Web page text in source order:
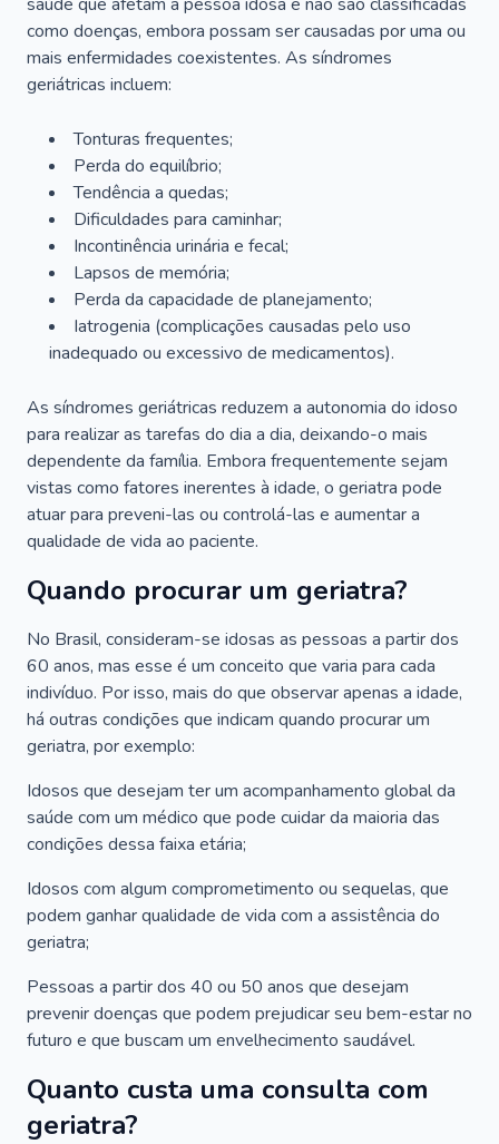
como doenças, embora possam ser causadas por uma ou
mais enfermidades coexistentes. As síndromes
geriátricas incluem:
Tonturas frequentes;
Perda do equilíbrio;
Tendência a quedas;
Dificuldades para caminhar;
Incontinência urinária e fecal;
Lapsos de memória;
Perda da capacidade de planejamento;
Iatrogenia (complicações causadas pelo uso
inadequado ou excessivo de medicamentos).
As síndromes geriátricas reduzem a autonomia do idoso
para realizar as tarefas do dia a dia, deixando-o mais
dependente da família. Embora frequentemente sejam
vistas como fatores inerentes à idade, o geriatra pode
atuar para preveni-las ou controlá-las e aumentar a
qualidade de vida ao paciente.
Quando procurar um geriatra?
No Brasil, consideram-se idosas as pessoas a partir dos
60 anos, mas esse é um conceito que varia para cada
indivíduo. Por isso, mais do que observar apenas a idade,
há outras condições que indicam quando procurar um
geriatra, por exemplo:
Idosos que desejam ter um acompanhamento global da
saúde com um médico que pode cuidar da maioria das
condições dessa faixa etária;
Idosos com algum comprometimento ou sequelas, que
podem ganhar qualidade de vida com a assistência do
geriatra;
Pessoas a partir dos 40 ou 50 anos que desejam
prevenir doenças que podem prejudicar seu bem-estar no
futuro e que buscam um envelhecimento saudável.
Quanto custa uma consulta com
geriatra?